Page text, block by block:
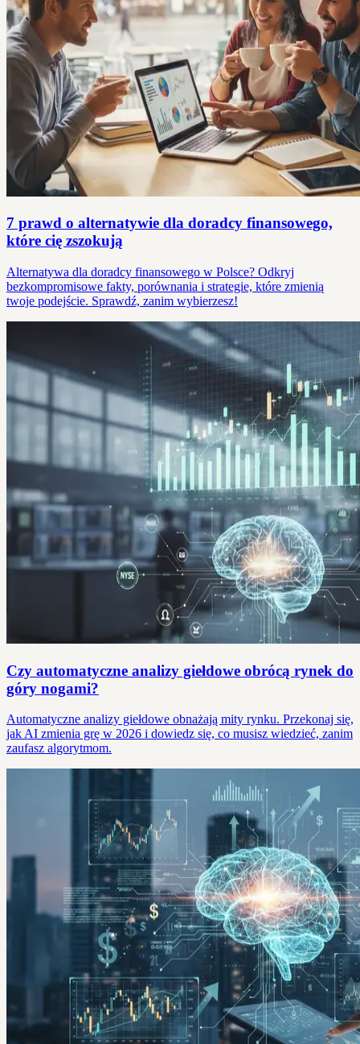
7 prawd o alternatywie dla doradcy finansowego,
które cię zszokują
Alternatywa dla doradcy finansowego w Polsce? Odkryj
bezkompromisowe fakty, porównania i strategie, które zmienią
twoje podejście. Sprawdź, zanim wybierzesz!
Czy automatyczne analizy giełdowe obrócą rynek do
góry nogami?
Automatyczne analizy giełdowe obnażają mity rynku. Przekonaj się,
jak AI zmienia grę w 2026 i dowiedz się, co musisz wiedzieć, zanim
zaufasz algorytmom.